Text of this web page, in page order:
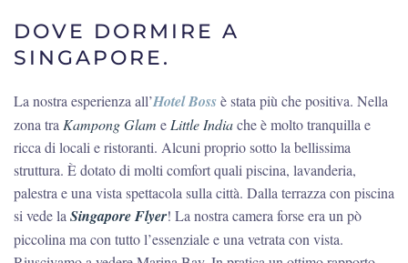
DOVE DORMIRE A
SINGAPORE.
La nostra esperienza all’Hotel Bossè stata più che positiva. Nella
zona tra Kampong Glam e Little Indiache è molto tranquilla e
ricca di locali e ristoranti. Alcuni proprio sotto la bellissima
struttura. È dotato di molti comfort quali piscina, lavanderia,
palestra e una vista spettacola sulla città. Dalla terrazza con piscina
si vede la Singapore Flyer! La nostra camera forse era un pò
piccolina ma con tutto l’essenziale e una vetrata con vista.